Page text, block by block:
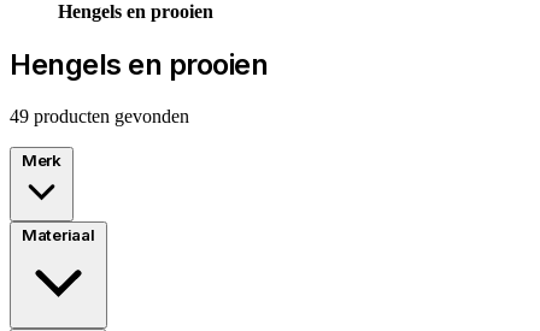
Hengels en prooien
Hengels en prooien
49 producten gevonden
Merk
Materiaal